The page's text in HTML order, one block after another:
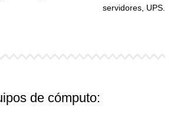
servidores, UPS.
de cómputo: